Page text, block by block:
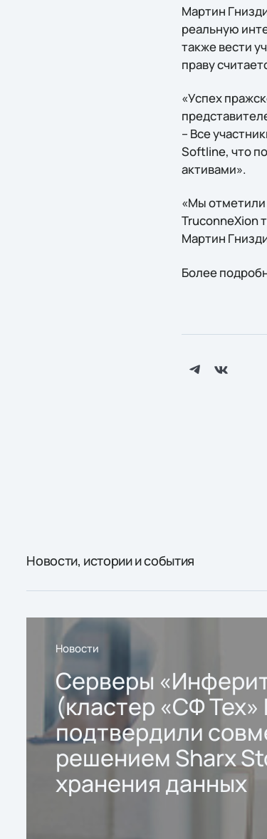
Мартин
реальную
также вести
праву
«Успех
– Все
Softline, что
активами».
«Мы отметили
TruconneXion
Мартин
Более
Новости, истории и события
Новости
Серверы
(кластер «СФ
подтвердили
решением Sharx
хранения данных